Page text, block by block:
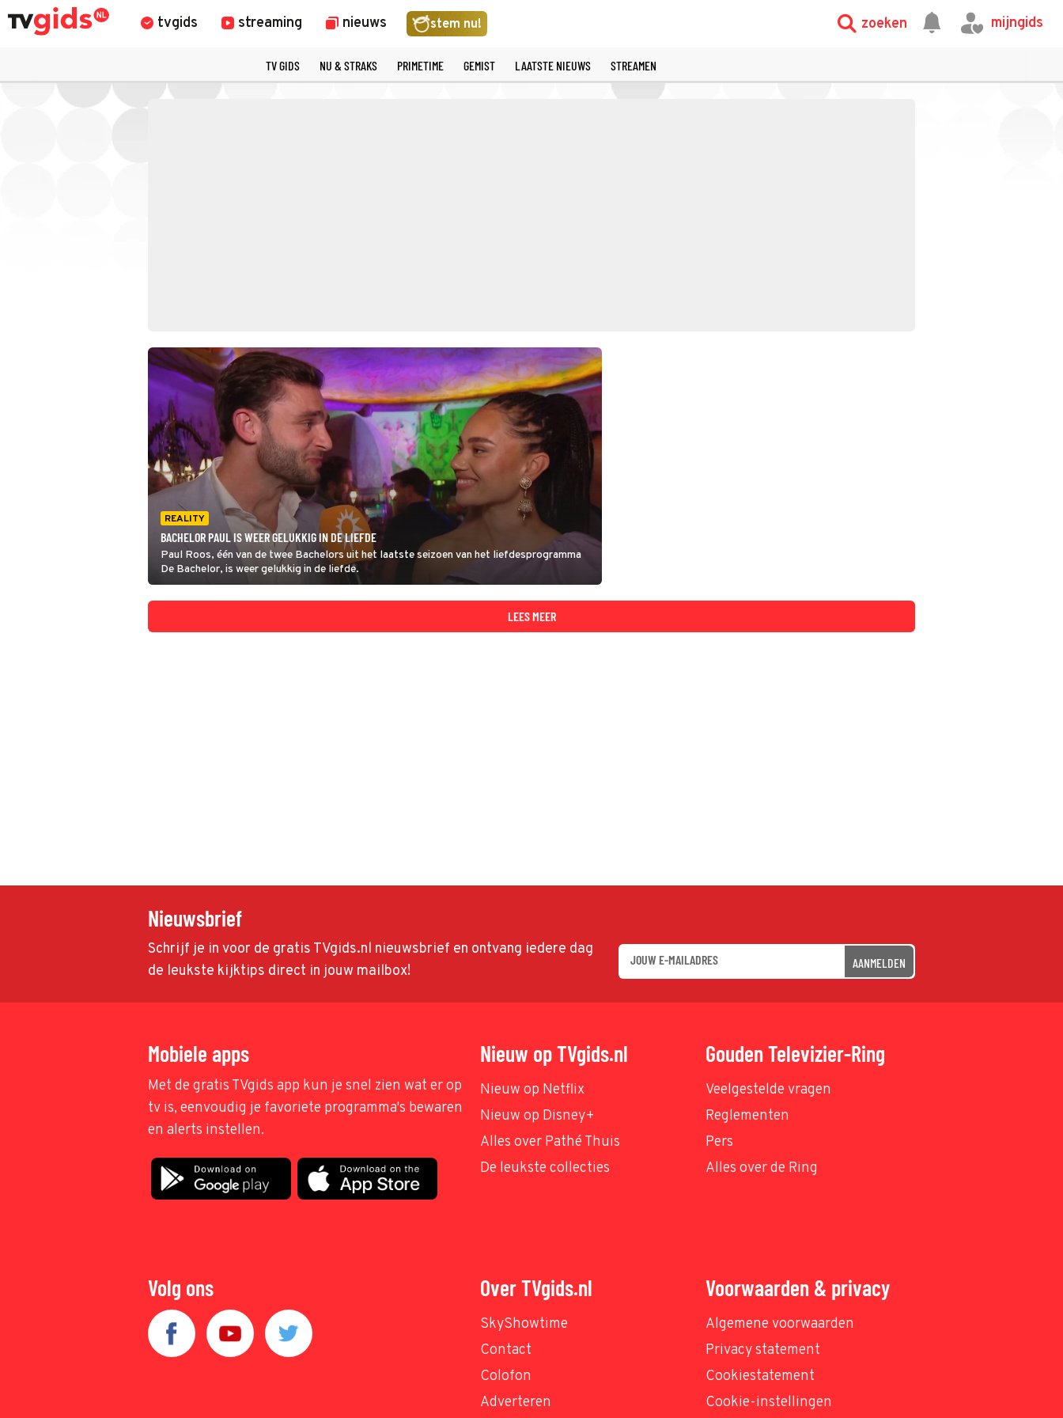
tvgids streaming nieuws stem nu! zoeken mijngids
TV GIDS NU & STRAKS PRIMETIME GEMIST LAATSTE NIEUWS STREAMEN
REALITY
BACHELOR PAUL IS WEER GELUKKIG IN DE LIEFDE
Paul Roos, één van de twee Bachelors uit het laatste seizoen van het liefdesprogramma
De Bachelor, is weer gelukkig in de liefde.
LEES MEER
Nieuwsbrief
Schrijf je in voor de gratis TVgids.nl nieuwsbrief en ontvang iedere dag
de leukste kijktips direct in jouw mailbox!
AANMELDEN
Mobiele apps
Met de gratis TVgids app kun je snel zien wat er op
tv is, eenvoudig je favoriete programma's bewaren
en alerts instellen.
Nieuw op TVgids.nl
Nieuw op Netflix
Nieuw op Disney+
Alles over Pathé Thuis
De leukste collecties
Gouden Televizier-Ring
Veelgestelde vragen
Reglementen
Pers
Alles over de Ring
Volg ons Over TVgids.nl
SkyShowtime
Contact
Colofon
Adverteren
Voorwaarden & privacy
Algemene voorwaarden
Privacy statement
Cookiestatement
Cookie-instellingen